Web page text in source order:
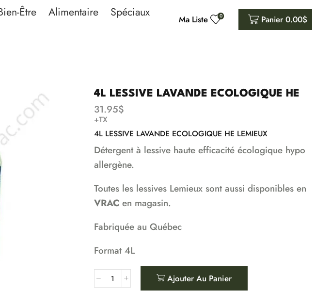
Être Alimentaire
Spéciaux
Ma Liste 0 Panier 0.00$
4L LESSIVE LAVANDE ECOLOGIQUE HE
31.95$
+TX
4L LESSIVE LAVANDE ECOLOGIQUE HE LEMIEUX
Détergent à lessive haute efficacité écologique hypo
allergène.
Toutes les lessives Lemieux sont aussi disponibles en
VRAC en magasin.
Fabriquée au Québec
Format 4L
Ajouter Au Panier